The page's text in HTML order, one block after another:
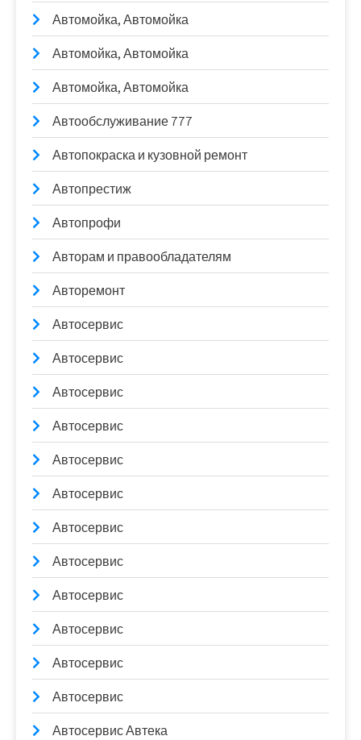
Автомойка, Автомойка
Автомойка, Автомойка
Автомойка, Автомойка
Автообслуживание 777
Автопокраска и кузовной ремонт
Автопрестиж
Автопрофи
Авторам и правообладателям
Авторемонт
Автосервис
Автосервис
Автосервис
Автосервис
Автосервис
Автосервис
Автосервис
Автосервис
Автосервис
Автосервис
Автосервис
Автосервис
Автосервис Автека